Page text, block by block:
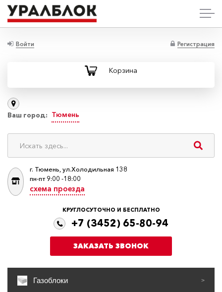
Войти Регистрация
Корзина
Ваш город: Тюмень
г. Тюмень, ул.Холодильная 138
пн-пт 9:00 -18:00
схема проезда
КРУГЛОСУТОЧНО И БЕСПЛАТНО
+7 (3452) 65-80-94
ЗАКАЗАТЬ ЗВОНОК
Газоблоки >